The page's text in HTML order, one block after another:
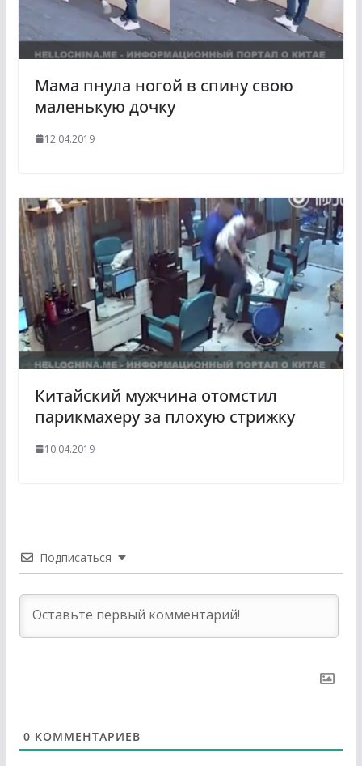
Мама пнула ногой в спину свою
маленькую дочку
12.04.2019
Китайский мужчина отомстил
парикмахеру за плохую стрижку
10.04.2019
Подписаться
0 КОММЕНТАРИЕВ